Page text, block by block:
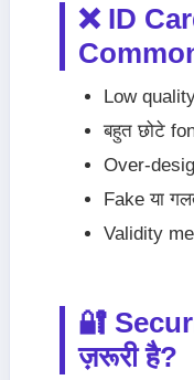
❌ ID
Low
बहुत छोटे
Over-
Fake या
Validity
🔐
ज़रूरी है?